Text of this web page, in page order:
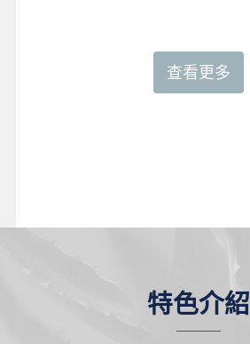
特色介紹
查看更多